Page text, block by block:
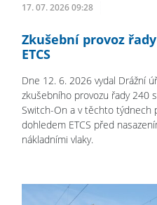
17. 07. 2026 09:28
Zkušební provoz
ETCS
Dne 12. 6. 2026 vydal Drážní
zkušebního provozu řady 240
Switch-On a v těchto týdnech
dohledem ETCS před
nákladními vlaky.